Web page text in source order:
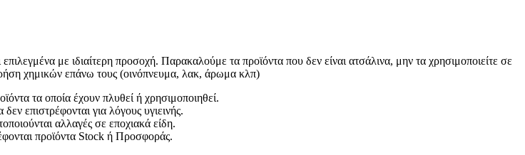
με ιδιαίτερη προσοχή. Παρακαλούμε τα προϊόντα που δεν είναι ατσάλινα, μην τα χρησιμοποιείτε σε
χημικών επάνω τους (οινόπνευμα, λακ, άρωμα κλπ)
τα οποία έχουν πλυθεί ή χρησιμοποιηθεί.
επιστρέφονται για λόγους υγιεινής.
αλλαγές σε εποχιακά είδη.
προϊόντα Stock ή Προσφοράς.